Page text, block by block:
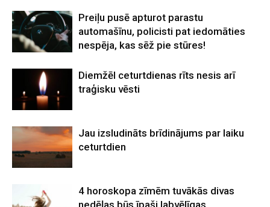
Preiļu pusē apturot parastu
automašīnu, policisti pat iedomāties
nespēja, kas sēž pie stūres!
Diemžēl ceturtdienas rīts nesis arī
traģisku vēsti
Jau izsludināts brīdinājums par laiku
ceturtdien
4 horoskopa zīmēm tuvākās divas
nedēļas būs īpaši labvēlīgas